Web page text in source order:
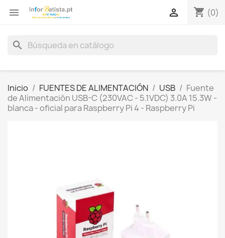
 shopping_cart (0)

search
Inicio FUENTES DE ALIMENTACIÓN USB
Fuente
de Alimentación USB-C (230VAC - 5.1VDC) 3.0A 15.3W -
blanca - oficial para Raspberry Pi 4 - Raspberry Pi